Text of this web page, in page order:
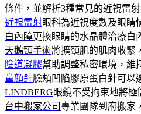
條件，並解析3種常見的近視雷射
近視雷射眼科為近視度數及眼睛
白內障更換眼睛的水晶體治療白
天鵝頸手術將擴頸肌的肌肉收緊
陰道凝膠幫助調整私密環境，維
童顏針臉頰凹陷膠原蛋白針可以
LINDBERG眼鏡不受拘束地將極
台中搬家公司專業團隊到府搬家